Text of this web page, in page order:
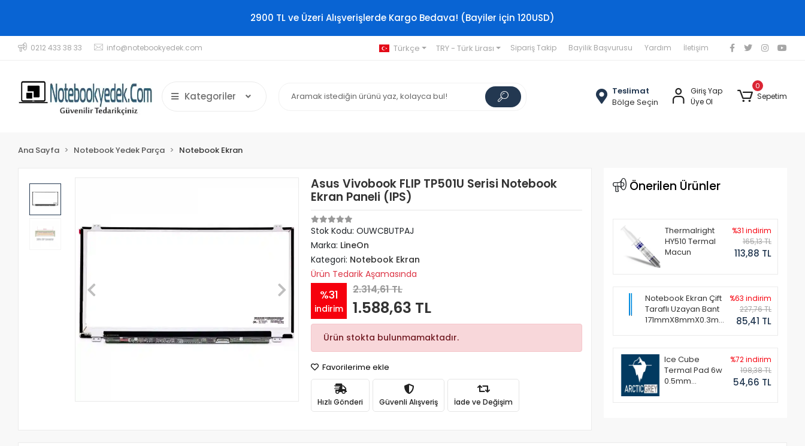
2900 TL ve Üzeri Alışverişlerde Kargo Bedava! (Bayiler için 120USD)
0212 433 38 33 info@notebookyedek.com Türkçe TRY - Türk Lirası Sipariş Takip Bayilik Başvurusu Yardım İletişim
Kategoriler
Teslimat
Bölge Seçin
Giriş Yap
Üye Ol
0
Sepetim
Ana Sayfa Notebook Yedek Parça Notebook Ekran
Asus Vivobook FLIP TP501U Serisi Notebook
Ekran Paneli (IPS)
Stok Kodu: OUWCBUTPAJ
Marka: LineOn
Kategori: Notebook Ekran
Ürün Tedarik Aşamasında
%31
indirim
2.314,61 TL
1.588,63 TL
Ürün stokta bulunmamaktadır.
Favorilerime ekle
Hızlı Gönderi Güvenli Alışveriş İade ve Değişim
Önerilen Ürünler
Thermalright
HY510 Termal
Macun
%31 indirim
165,13 TL
113,88 TL
Notebook Ekran Çift
Taraflı Uzayan Bant
171mmX8mmX0.3mm
%63 indirim
227,76 TL
85,41 TL
Ice Cube
Termal Pad 6w
0.5mm
%72 indirim
198,38 TL
54,66 TL